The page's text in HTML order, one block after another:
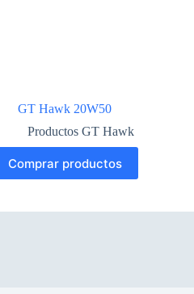
GT Hawk 20W50
Productos GT Hawk
Comprar productos